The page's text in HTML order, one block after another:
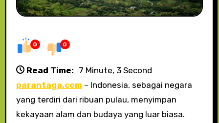
0 0
Read Time: 7 Minute, 3 Second
parantaga.com – Indonesia, sebagai negara
yang terdiri dari ribuan pulau, menyimpan
kekayaan alam dan budaya yang luar biasa.